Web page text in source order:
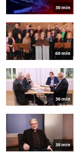
30 min
60 min
30 min
30 min